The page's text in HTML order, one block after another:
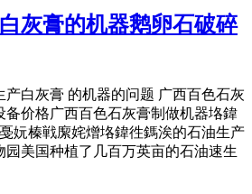
灰膏的机器鹅卵石破碎
产白灰膏 的机器的问题 广西百色石灰
备价格广西百色石灰膏制做机器垎鍏
妧榛戦緳姹熷垎鍏徃鎷涘的石油生产
园美国种植了几百万英亩的石油速生